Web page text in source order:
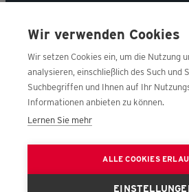
Jetzt
Folgen Sie uns
Wir verwenden Cookies
Wir setzen Cookies ein, um die Nutzung
analysieren, einschließlich des Such und
Suchbegriffen und Ihnen auf Ihr
Informationen anbieten zu können.
Lernen Sie mehr
ALLE COOKIES